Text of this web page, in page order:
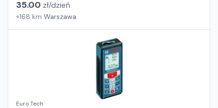
35.00 zł/dzień
+168 km Warszawa
Euro Tech